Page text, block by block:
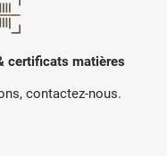
certificats matières
contactez-nous.